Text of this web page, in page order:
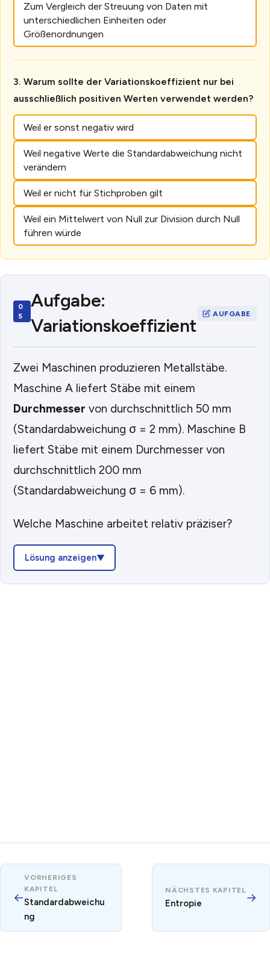
Zum Vergleich der Streuung von Daten mit
unterschiedlichen Einheiten oder
Größenordnungen
Warum sollte der Variationskoeffizient nur bei
ausschließlich positiven Werten verwendet werden?
Weil er sonst negativ wird
Weil negative Werte die Standardabweichung nicht
verändern
Weil er nicht für Stichproben gilt
Weil ein Mittelwert von Null zur Division durch Null
führen würde
Aufgabe:
Variationskoeffizient
Zwei Maschinen produzieren Metallstäbe.
Maschine A liefert Stäbe mit einem
Durchmesser von durchschnittlich 50 mm
(Standardabweichung σ = 2 mm). Maschine B
liefert Stäbe mit einem Durchmesser von
durchschnittlich 200 mm
(Standardabweichung σ = 6 mm).
Welche Maschine arbeitet relativ präziser?
Lösung anzeigen
←
VORHERIGES
KAPITEL
Standardabweichu
ng
NÄCHSTES KAPITEL
Entropie →